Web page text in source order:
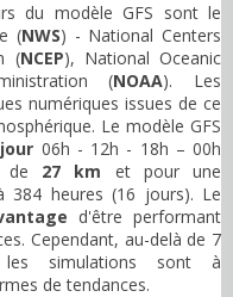
du modèle GFS sont le
(NWS) - National Centers
(NCEP), National Oceanic
(NOAA). Les
numériques issues de ce
Le modèle GFS
06h - 12h - 18h – 00h
de 27 km et pour une
384 heures (16 jours). Le
d'être performant
Cependant, au-delà de 7
simulations sont à
de tendances.